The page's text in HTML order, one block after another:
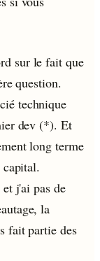
sur le fait que
question.
technique
dev (*). Et
long terme
capital.
j'ai pas de
la
fait partie des